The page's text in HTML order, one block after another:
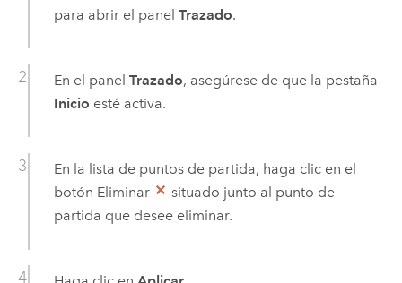
para abrir el panel Trazado.
En el panel Trazado, asegúrese de que la pestaña
Inicio esté activa.
En la lista de puntos de partida, haga clic en el
botón Eliminar
situado junto al punto de
partida que desee eliminar.